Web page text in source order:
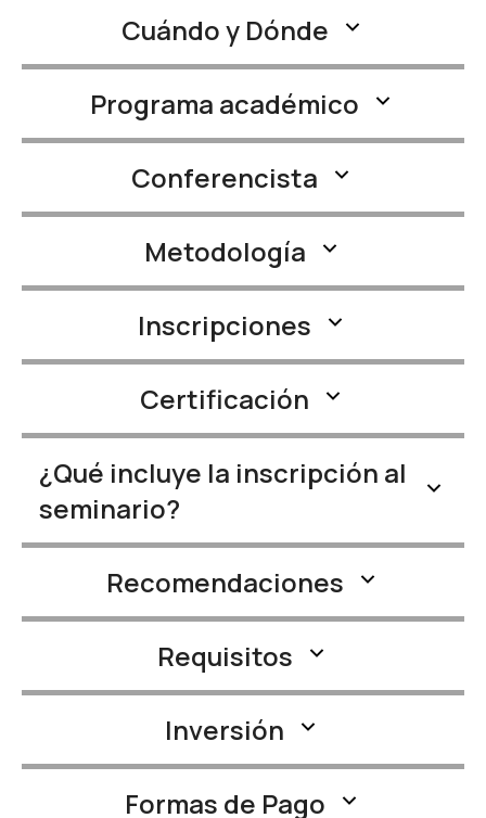
Cuándo y Dónde
Programa académico
Conferencista
Metodología
Inscripciones
Certificación
¿Qué incluye la inscripción al
seminario?
Recomendaciones
Requisitos
Inversión
Formas de Pago